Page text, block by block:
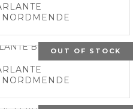
OUT OF STOCK